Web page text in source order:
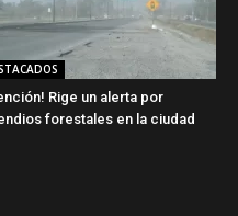
Rige un alerta por
forestales en la ciudad